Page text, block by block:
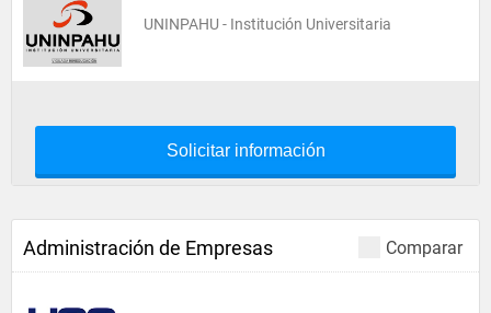
UNINPAHU - Institución Universitaria
Solicitar información
Comparar
Administración de Empresas